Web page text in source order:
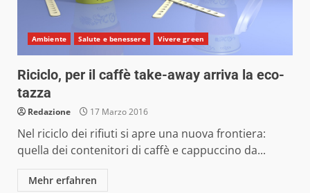
Ambiente Salute e benessere Vivere green
Riciclo, per il caffè take-away arriva la eco-
tazza
Redazione 17 Marzo 2016
Nel riciclo dei rifiuti si apre una nuova frontiera:
quella dei contenitori di caffè e cappuccino da...
Mehr erfahren